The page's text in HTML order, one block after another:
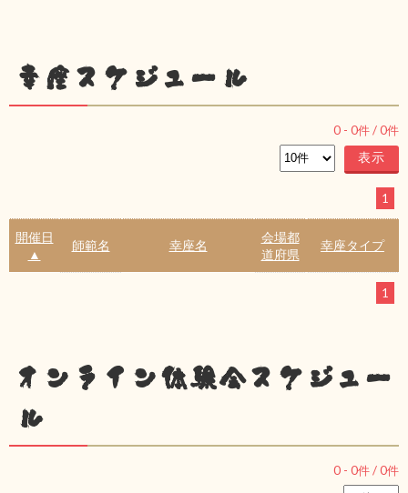
幸座スケジュール
0 - 0件 /0件
1
開催日
▲
師範名 幸座名
会場都
道府県
幸座タイプ
1
オンライン体験会スケジュー
ル
0 - 0件 /0件